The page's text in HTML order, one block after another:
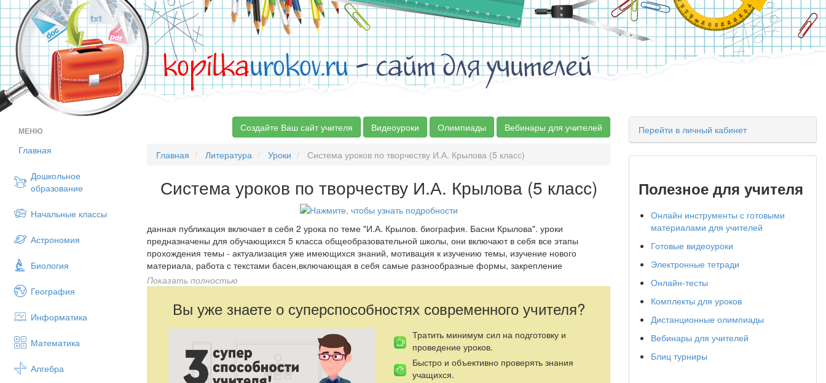
kopilkaurokov.ru- сайт для учителей
МЕНЮ
Главная
Дошкольное
образование
Начальные классы
Астрономия
Биология
География
Информатика
Математика
Алгебра
Создайте Ваш сайт учителя Видеоуроки Олимпиады Вебинары для учителей
Главная Литература Уроки Система уроков по творчеству И.А. Крылова (5 класс)
Система уроков по творчеству И.А. Крылова (5 класс)
данная публикация включает в себя 2 урока по теме "И.А. Крылов. биография. Басни Крылова". уроки
предназначены для обучающихся 5 класса общеобразовательной школы, они включают в себя все этапы
прохождения темы - актуализация уже имеющихся знаний, мотивация к изучению темы, изучение нового
материала, работа с текстами басен,включающая в себя самые разнообразные формы, закрепление
материала, рефлексия. для классов разных уровней возможны варианты домашнего задания - от традиционного
заучивания басен до их театральных постановок и создания мультфильмов по их сюжетам.
Показать полностью
Вы уже знаете о суперспособностях современного учителя?
Тратить минимум сил на подготовку и
проведение уроков.
Быстро и объективно проверять знания
учащихся.
Перейти в личный кабинет
Полезное для учителя
Онлайн инструменты с готовыми
материалами для учителей
Готовые видеоуроки
Электронные тетради
Онлайн-тесты
Комплекты для уроков
Дистанционные олимпиады
Вебинары для учителей
Блиц турниры